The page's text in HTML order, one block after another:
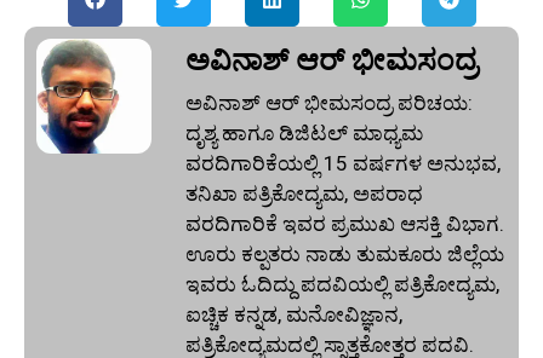
ಅವಿನಾಶ್‌ ಆರ್‌ ಭೀಮಸಂದ್ರ
ಅವಿನಾಶ್‌ ಆರ್‌ ಭೀಮಸಂದ್ರ ಪರಿಚಯ:
ದೃಶ್ಯ ಹಾಗೂ ಡಿಜಿಟಲ್ ಮಾಧ್ಯಮ
ವರದಿಗಾರಿಕೆಯಲ್ಲಿ 15 ವರ್ಷಗಳ ಅನುಭವ,
ತನಿಖಾ ಪತ್ರಿಕೋದ್ಯಮ, ಅಪರಾಧ
ವರದಿಗಾರಿಕೆ ಇವರ ಪ್ರಮುಖ ಆಸಕ್ತಿ ವಿಭಾಗ.
ಊರು ಕಲ್ಪತರು ನಾಡು ತುಮಕೂರು ಜಿಲ್ಲೆಯ
ಇವರು ಓದಿದ್ದು ಪದವಿಯಲ್ಲಿ ಪತ್ರಿಕೋದ್ಯಮ,
ಐಚ್ಚಿಕ ಕನ್ನಡ, ಮನೋವಿಜ್ಞಾನ,
ಪತ್ರಿಕೋದ್ಯಮದಲ್ಲಿ ಸ್ನಾತ್ತಕೋತ್ತರ ಪದವಿ.